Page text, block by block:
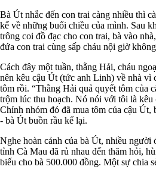
Bà Út nhắc đến con trai càng nhiều thì
kể về những buổi chiều của mình. Sau
trông coi đồ đạc cho con trai, bà vào
đứa con trai cùng sấp cháu nội giờ
Cách đây một tuần, thằng Hải, cháu
nên kêu cậu Út (tức anh Linh) về nhà vì
tôm rồi. “Thằng Hải quả quyết tôm của
trộm lúc thu hoạch. Nó nói với tôi là kêu
Chính nhóm đó đã mua tôm của cậu
- bà Út buồn rầu kể lại.
Nghe hoàn cảnh của bà Út, nhiều người
tỉnh Cà Mau đã rủ nhau đến thăm hỏi,
biếu cho bà 500.000 đồng. Một sự chia